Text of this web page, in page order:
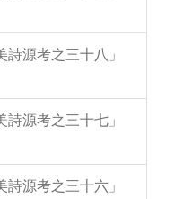
源考之三十八」
源考之三十七」
源考之三十六」